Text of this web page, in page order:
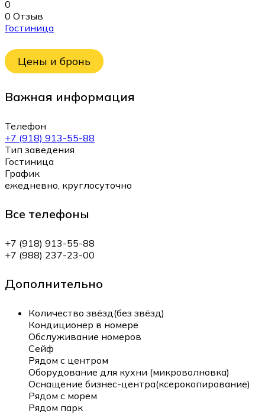
0
0 Отзыв
Гостиница
Цены и бронь
Важная информация
Телефон
+7 (918) 913-55-88
Тип заведения
Гостиница
График
ежедневно, круглосуточно
Все телефоны
+7 (918) 913-55-88
+7 (988) 237-23-00
Дополнительно
Количество звёзд(без звёзд)
Кондиционер в номере
Обслуживание номеров
Сейф
Рядом с центром
Оборудование для кухни (микроволновка)
Оснащение бизнес-центра(ксерокопирование)
Рядом с морем
Рядом парк